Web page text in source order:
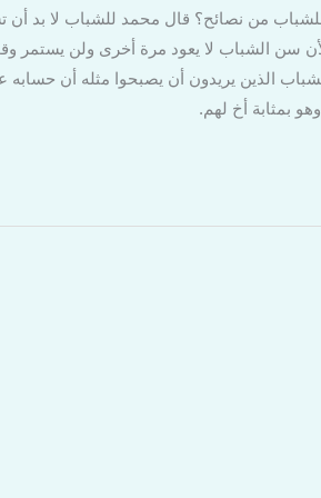
من نصائح؟ قال محمد للشباب لا بد أن
سن الشباب لا يعود مرة أخرى ولن يستمر
الذين يريدون أن يصبحوا مثله أن
بمثابة أخ لهم.